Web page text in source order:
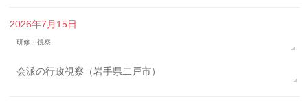
2026年7月15日
研修・視察
会派の行政視察（岩手県二戸市）